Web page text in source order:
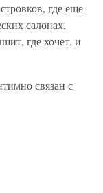
где еще
салонах,
где хочет, и
связан с